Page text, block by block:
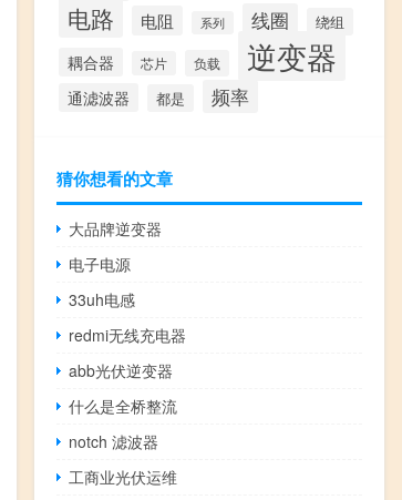
电路 电阻 系列 线圈 绕组
耦合器 芯片 负载 逆变器
通滤波器 都是 频率
猜你想看的文章
大品牌逆变器
电子电源
33uh电感
redmi无线充电器
abb光伏逆变器
什么是全桥整流
notch 滤波器
工商业光伏运维